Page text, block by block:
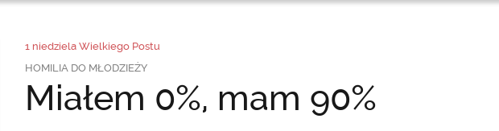
1 niedziela Wielkiego Postu
HOMILIA DO MŁODZIEŻY
Miałem 0%, mam 90%